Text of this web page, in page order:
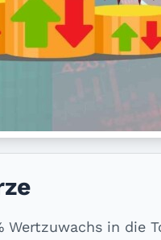
Wertzuwachs in die